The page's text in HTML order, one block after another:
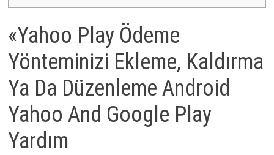
«Yahoo Play Ödeme
Yönteminizi Ekleme, Kaldırma
Ya Da Düzenleme Android
Yahoo And Google Play
Yardım